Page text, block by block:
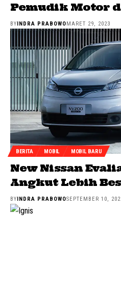
Pemudik Motor
BY INDRA PRABOWO MARET 29, 2023
BERITA MOBIL MOBIL BARU
New Nissan
Angkut Lebih
BYINDRA PRABOWOSEPTEMBER 10,